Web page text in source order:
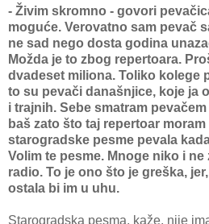
- Živim skromno - govori
moguće. Verovatno sam pevač
ne sad nego dosta godina
Možda je to zbog repertoara.
dvadeset miliona. Toliko kolege
to su pevači današnjice, koje ja
i trajnih. Sebe smatram
baš zato što taj repertoar
starogradske pesme pevala
Volim te pesme. Mnoge niko i ne
radio. To je ono što je greška,
ostala bi im u uhu.
Starogradska pesma, kaže, nije